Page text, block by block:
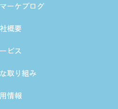
ーケブログ
概要
ビス
取り組み
情報